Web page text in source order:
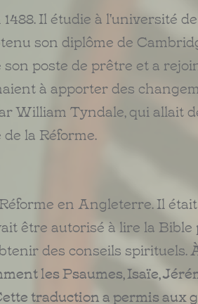
Il étudie à l'université
son diplôme de
poste de prêtre et a
à apporter des
William Tyndale, qui allait
la Réforme.
en Angleterre. Il
être autorisé à lire la Bible
des conseils spirituels.
les Psaumes, Isaïe,
traduction a permis aux